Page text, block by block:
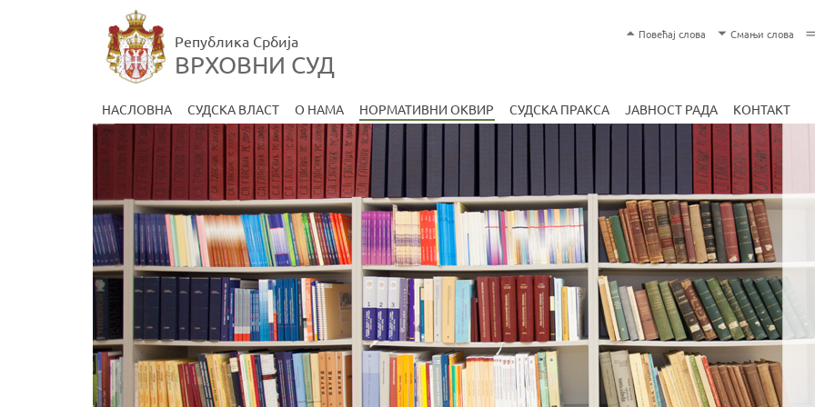
Република Србија
ВРХОВНИ СУД
T
S
Повећај слова Смањи слова
НАСЛОВНА СУДСКА ВЛАСТ О НАМА НОРМАТИВНИ ОКВИР СУДСКА ПРАКСА ЈАВНОСТ РАДА КОНТАКТ